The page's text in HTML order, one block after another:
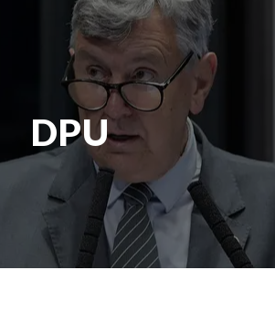
DPU